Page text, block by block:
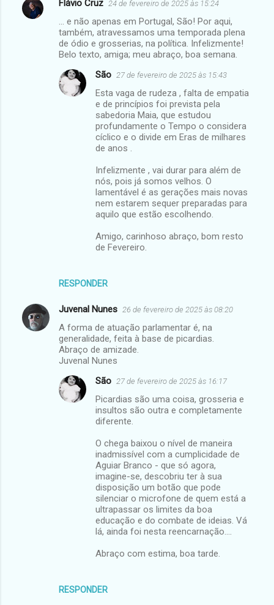
Flávio Cruz 24 de fevereiro de 2025 às 15:24
... e não apenas em Portugal, São! Por aqui,
também, atravessamos uma temporada plena
de ódio e grosserias, na política. Infelizmente!
Belo texto, amiga; meu abraço, boa semana.
RESPONDER
São 27 de fevereiro de 2025 às 15:43
Esta vaga de rudeza , falta de empatia
e de princípios foi prevista pela
sabedoria Maia, que estudou
profundamente o Tempo o considera
cíclico e o divide em Eras de milhares
de anos .
Infelizmente , vai durar para além de
nós, pois já somos velhos. O
lamentável é as gerações mais novas
nem estarem sequer preparadas para
aquilo que estão escolhendo.
Amigo, carinhoso abraço, bom resto
de Fevereiro.
Juvenal Nunes 26 de fevereiro de 2025 às 08:20
A forma de atuação parlamentar é, na
generalidade, feita à base de picardias.
Abraço de amizade.
Juvenal Nunes
RESPONDER
São 27 de fevereiro de 2025 às 16:17
Picardias são uma coisa, grosseria e
insultos são outra e completamente
diferente.
O chega baixou o nível de maneira
inadmissível com a cumplicidade de
Aguiar Branco - que só agora,
imagine-se, descobriu ter à sua
disposição um botão que pode
silenciar o microfone de quem está a
ultrapassar os limites da boa
educação e do combate de ideias. Vá
lá, ainda foi nesta reencarnação....
Abraço com estima, boa tarde.